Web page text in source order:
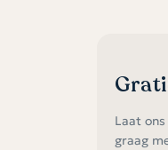
Laat
graag